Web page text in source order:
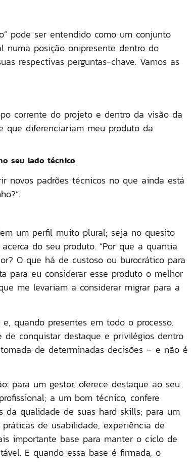
pode ser entendido como um conjunto
numa posição onipresente dentro do
respectivas perguntas-chave. Vamos as
corrente do projeto e dentro da visão da
que diferenciariam meu produto da
seu lado técnico
novos padrões técnicos no que ainda está
?”.
um perfil muito plural; seja no quesito
do seu produto. “Por que a quantia
O que há de custoso ou burocrático para
para eu considerar esse produto o melhor
me levariam a considerar migrar para a
quando presentes em todo o processo,
conquistar destaque e privilégios dentro
de determinadas decisões – e não é
para um gestor, oferece destaque ao seu
a um bom técnico, confere
da qualidade de suas hard skills; para um
de usabilidade, experiência de
importante base para manter o ciclo de
E quando essa base é firmada, o